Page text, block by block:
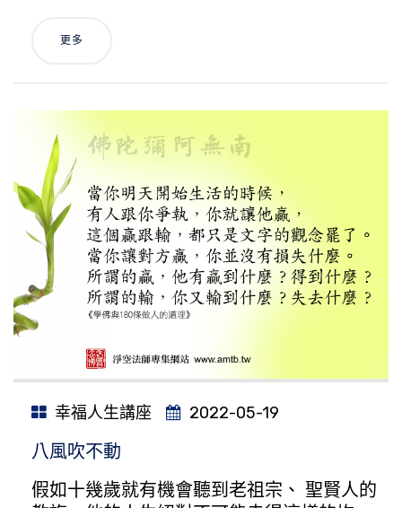
更多
幸福人生講座 2022-05-19
八風吹不動
假如十幾歲就有機會聽到老祖宗、 聖賢人的